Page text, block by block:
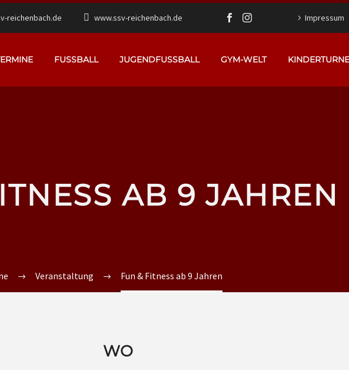
reichenbach.de www.ssv-reichenbach.de Impressum
FUSSBALL JUGENDFUSSBALL GYM-WELT
AB 9 JAHREN
Veranstaltung Fun & Fitness ab 9 Jahren
WO